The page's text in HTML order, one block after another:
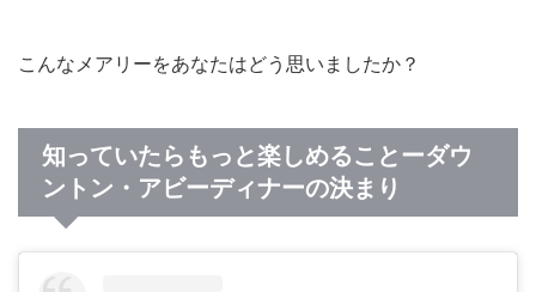
こんなメアリーをあなたはどう思いましたか？
知っていたらもっと楽しめることーダウ
ントン・アビーディナーの決まり